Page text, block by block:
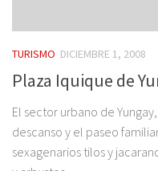
TURISMO DICIEMBRE 1, 2008
Plaza Iquique de
El sector urbano de
descanso y el paseo
sexagenarios tilos y